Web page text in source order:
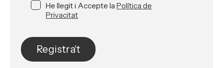
He llegit i Accepte la Política de
Privacitat
Registra't